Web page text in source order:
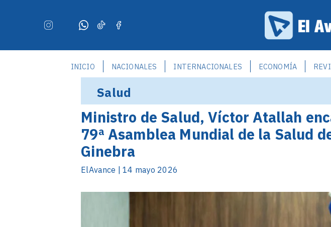
INICIO NACIONALES INTERNACIONALES ECONOMÍA
Salud
Ministro de Salud, Víctor Atallah
79ª Asamblea Mundial de la Salud
Ginebra
ElAvance | 14 mayo 2026